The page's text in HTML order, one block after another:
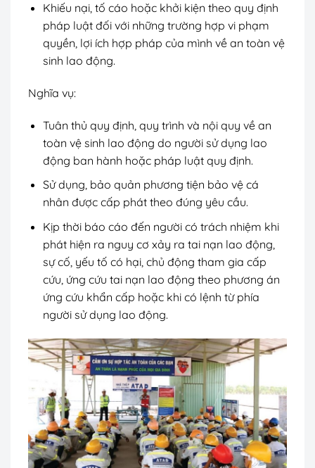
Khiếu nại, tố cáo hoặc khởi kiện theo quy định
pháp luật đối với những trường hợp vi phạm
quyền, lợi ích hợp pháp của mình về an toàn vệ
sinh lao động.
Nghĩa vụ:
Tuân thủ quy định, quy trình và nội quy về an
toàn vệ sinh lao động do người sử dụng lao
động ban hành hoặc pháp luật quy định.
Sử dụng, bảo quản phương tiện bảo vệ cá
nhân được cấp phát theo đúng yêu cầu.
Kịp thời báo cáo đến người có trách nhiệm khi
phát hiện ra nguy cơ xảy ra tai nạn lao động,
sự cố, yếu tố có hại, chủ động tham gia cấp
cứu, ứng cứu tai nạn lao động theo phương án
ứng cứu khẩn cấp hoặc khi có lệnh từ phía
người sử dụng lao động.